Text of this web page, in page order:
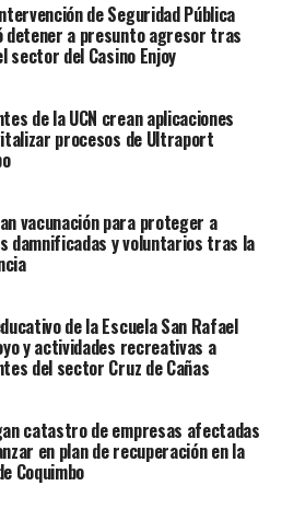
de Seguridad Pública
detener a presunto agresor tras
sector del Casino Enjoy
de la UCN crean aplicaciones
procesos de Ultraport
vacunación para proteger a
damnificadas y voluntarios tras la
de la Escuela San Rafael
y actividades recreativas a
del sector Cruz de Cañas
catastro de empresas afectadas
en plan de recuperación en la
Coquimbo